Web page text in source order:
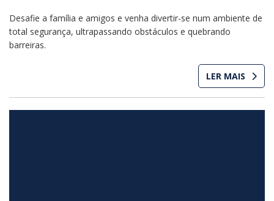
Desafie a família e amigos e venha divertir-se num ambiente de
total segurança, ultrapassando obstáculos e quebrando
barreiras.
LER MAIS